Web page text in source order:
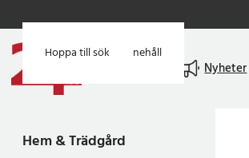
Hoppa till huvudinnehåll
Hoppa till sök
Nyheter
Hem & Trädgård